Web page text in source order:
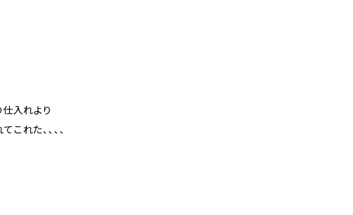
仕入れより
これた、、、、